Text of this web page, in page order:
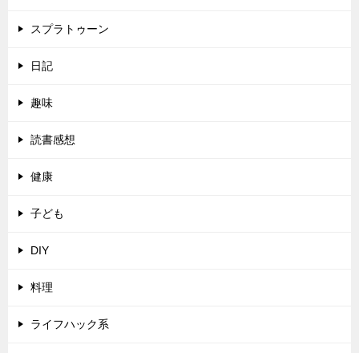
スプラトゥーン
日記
趣味
読書感想
健康
子ども
DIY
料理
ライフハック系